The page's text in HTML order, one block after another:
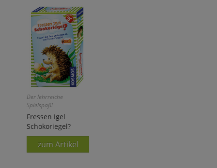
Der lehrreiche
Spielspaß!
Fressen Igel
Schokoriegel?
zum Artikel